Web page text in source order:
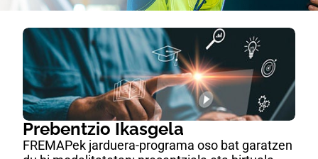
Prebentzio Ikasgela
FREMAPek jarduera-programa oso bat garatzen